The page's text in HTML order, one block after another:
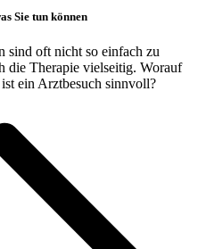
Sie tun können
sind oft nicht so einfach zu
die Therapie vielseitig. Worauf
ein Arztbesuch sinnvoll?